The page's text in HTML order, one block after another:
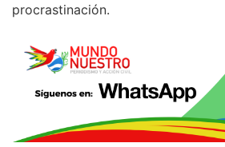
procrastinación.